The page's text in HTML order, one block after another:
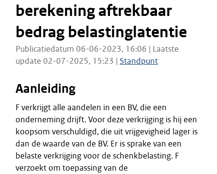
berekening aftrekbaar
bedrag belastinglatentie
Publicatiedatum 06-06-2023, 16:06 | Laatste
update 02-07-2025, 15:23 | Standpunt
Aanleiding
F verkrijgt alle aandelen in een BV, die een
onderneming drijft. Voor deze verkrijging is hij een
koopsom verschuldigd, die uit vrijgevigheid lager is
dan de waarde van de BV. Er is sprake van een
belaste verkrijging voor de schenkbelasting. F
verzoekt om toepassing van de